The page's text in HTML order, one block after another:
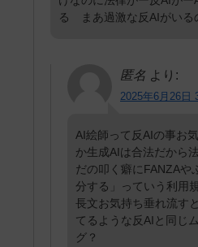
る まあ過激な反AIがいる
匿名 より:
2025年6月26日
AI絵師って反AIの事お
か生成AIは合法だから
だの叩く癖にFANZAや
分する」っていう利用
長文お気持ち垂れ流す
てるような反AIと同じ
グ？